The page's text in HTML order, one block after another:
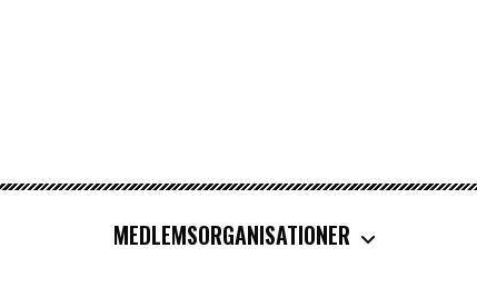
MEDLEMSORGANISATIONER